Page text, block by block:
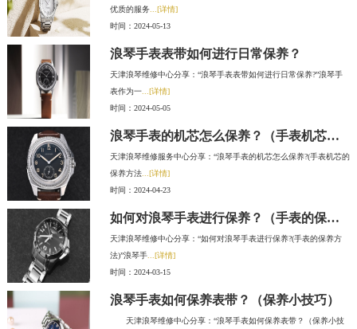
优质的服务...[详情]
时间：2024-05-13
浪琴手表表带如何进行日常保养？
天津浪琴维修中心分享：“浪琴手表表带如何进行日常保养?”浪琴手
表作为一...[详情]
时间：2024-05-05
浪琴手表的机芯怎么保养？（手表机芯的保养方法）
天津浪琴维修服务中心分享：“浪琴手表的机芯怎么保养?(手表机芯的
保养方法...[详情]
时间：2024-04-23
如何对浪琴手表进行保养？（手表的保养方法）
天津浪琴维修中心分享：“如何对浪琴手表进行保养?(手表的保养方
法)”浪琴手...[详情]
时间：2024-03-15
浪琴手表如何保养表带？（保养小技巧）
天津浪琴维修中心分享：“浪琴手表如何保养表带？（保养小技